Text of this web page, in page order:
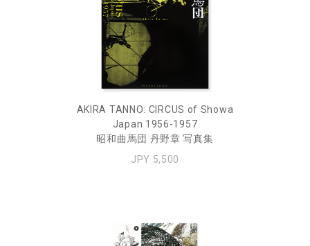
AKIRA TANNO: CIRCUS of Showa
Japan 1956-1957
昭和曲馬団 丹野章 写真集
JPY 5,500